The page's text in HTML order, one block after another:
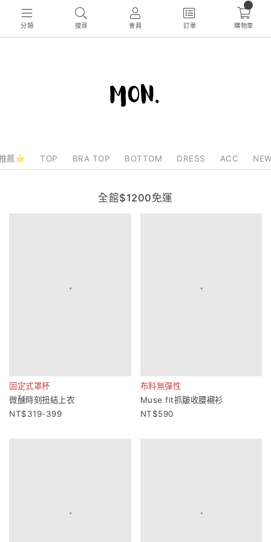
分類 搜尋 會員 訂單 購物車
薦⭐ TOP BRA TOP BOTTOM DRESS ACC
全館$1200免運
固定式罩杯
微醺時刻扭結上衣
319-399
布料無彈性
Muse fit抓皺收腰襯衫
590